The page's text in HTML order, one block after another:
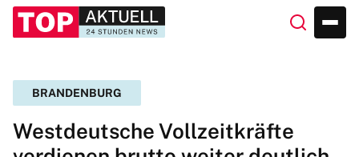
BRANDENBURG
Westdeutsche Vollzeitkräfte